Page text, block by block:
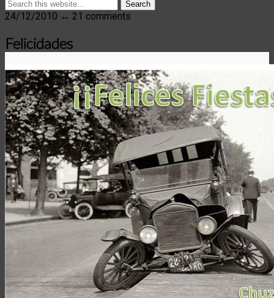
24/12/2010 ↔ 21 comments
Felicidades